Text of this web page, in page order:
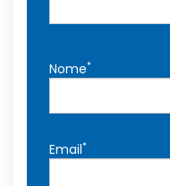
Nome*
Email*